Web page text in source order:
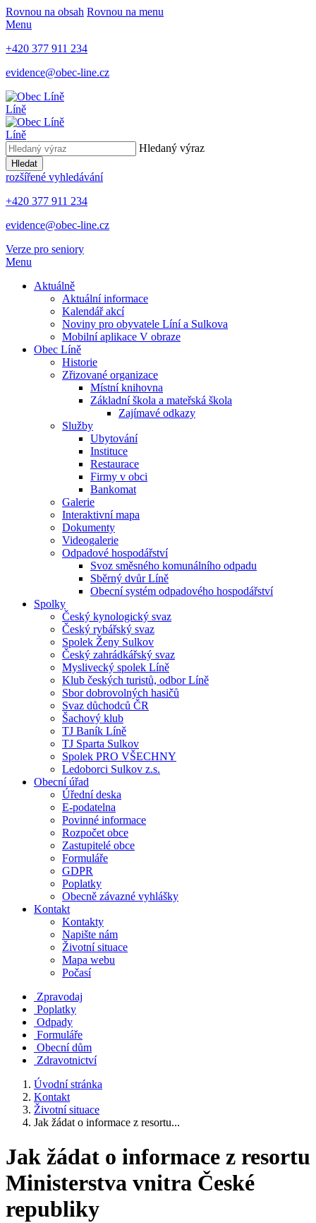
Rovnou na obsah Rovnou na menu
Menu
+420 377 911 234
evidence@obec-line.cz
Líně
Líně
Hledaný výraz
Hledat
rozšířené vyhledávání
+420 377 911 234
evidence@obec-line.cz
Verze pro seniory
Menu
Aktuálně
Aktuální informace
Kalendář akcí
Noviny pro obyvatele Líní a Sulkova
Mobilní aplikace V obraze
Obec Líně
Historie
Zřizované organizace
Místní knihovna
Základní škola a mateřská škola
Zajímavé odkazy
Služby
Ubytování
Instituce
Restaurace
Firmy v obci
Bankomat
Galerie
Interaktivní mapa
Dokumenty
Videogalerie
Odpadové hospodářství
Svoz směsného komunálního odpadu
Sběrný dvůr Líně
Obecní systém odpadového hospodářství
Spolky
Český kynologický svaz
Český rybářský svaz
Spolek Ženy Sulkov
Český zahrádkářský svaz
Myslivecký spolek Líně
Klub českých turistů, odbor Líně
Sbor dobrovolných hasičů
Svaz důchodců ČR
Šachový klub
TJ Baník Líně
TJ Sparta Sulkov
Spolek PRO VŠECHNY
Ledoborci Sulkov z.s.
Obecní úřad
Úřední deska
E-podatelna
Povinné informace
Rozpočet obce
Zastupitelé obce
Formuláře
GDPR
Poplatky
Obecně závazné vyhlášky
Kontakt
Kontakty
Napište nám
Životní situace
Mapa webu
Počasí
Zpravodaj
Poplatky
Odpady
Formuláře
Obecní dům
Zdravotnictví
Úvodní stránka
Kontakt
Životní situace
Jak žádat o informace z resortu...
Jak žádat o informace z resortu
Ministerstva vnitra České
republiky